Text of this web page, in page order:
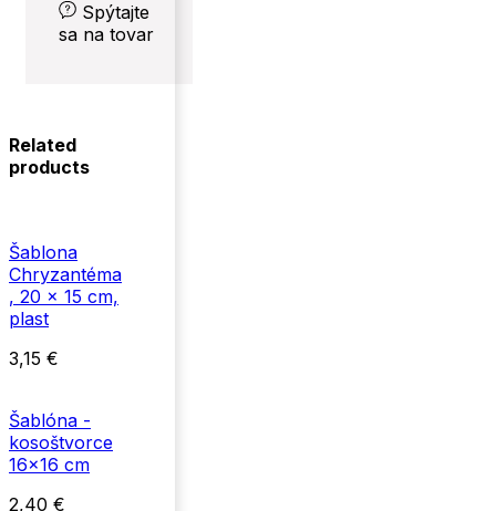
Spýtajte
sa na tovar
Related
products
Šablona
Chryzantéma
, 20 x 15 cm,
plast
3,15 €
Šablóna -
kosoštvorce
16x16 cm
2,40 €